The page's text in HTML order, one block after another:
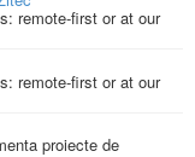
remote-first or at our
remote-first or at our
proiecte de